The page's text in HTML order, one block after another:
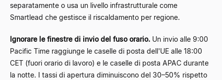
separatamente o usa un livello infrastrutturale come
Smartlead che gestisce il riscaldamento per regione.
Ignorare le finestre di invio del fuso orario. Un invio alle 9:00
Pacific Time raggiunge le caselle di posta dell'UE alle 18:00
CET (fuori orario di lavoro) e le caselle di posta APAC durante
la notte. I tassi di apertura diminuiscono del 30–50% rispetto